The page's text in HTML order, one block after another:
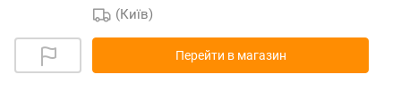
(Київ)
Перейти в магазин